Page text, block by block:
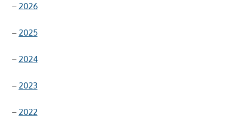
– 2026
– 2025
– 2024
– 2023
– 2022